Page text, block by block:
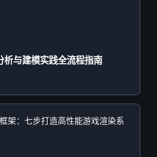
析与建模实践全流程指南